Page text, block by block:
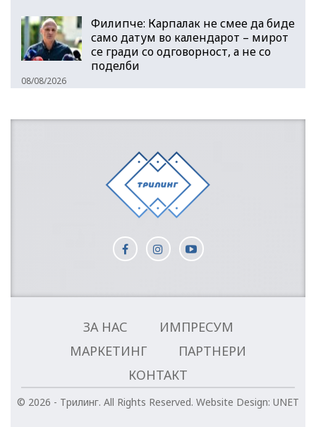
Филипче: Карпалак не смее да биде
само датум во календарот – мирот
се гради со одговорност, а не со
поделби
08/08/2026
ЗА НАС
ИМПРЕСУМ
МАРКЕТИНГ
ПАРТНЕРИ
КОНТАКТ
© 2026 - Трилинг. All Rights Reserved. Website Design: UNET